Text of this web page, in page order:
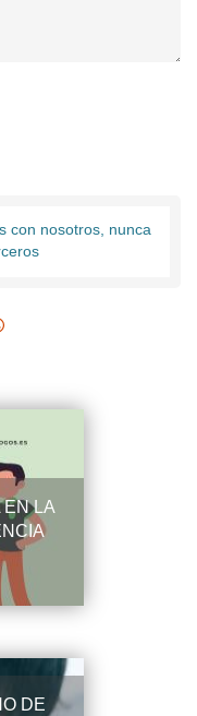
con nosotros, nunca
EN LA
DE